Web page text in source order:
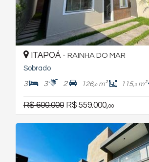
ITAPOÁ - RAINHA DO MAR
Sobrado
3 3 2 126,0m² 115,0m²
R$ 600.000 R$ 559.000,00